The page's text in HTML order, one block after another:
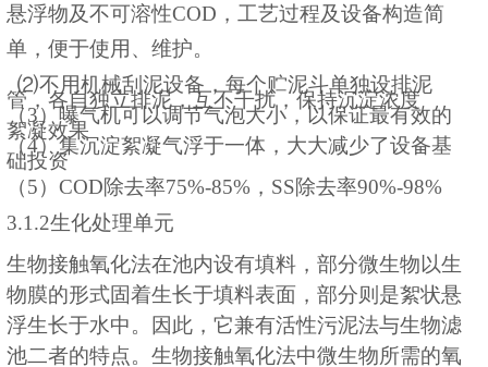
悬浮物及不可溶性COD，工艺过程及设备构造简
单，便于使用、维护。
⑵不用机械刮泥设备，每个贮泥斗单独设排泥
管，各自独立排泥，互不干扰，保持沉淀浓度
（3）曝气机可以调节气泡大小，以保证最有效的
絮凝效果
（4）集沉淀絮凝气浮于一体 ，大大减少了设备基
础投资
（5） COD除去率75%-85%，SS除去率90%-98%
3.1.2生化处理单元
生物接触氧化法在池内设有填料，部分微生物以生
物膜的形式固着生长于填料表面，部分则是絮状悬
浮生长于水中。因此，它兼有活性污泥法与生物滤
池二者的特点。生物接触氧化法中微生物所需的氧